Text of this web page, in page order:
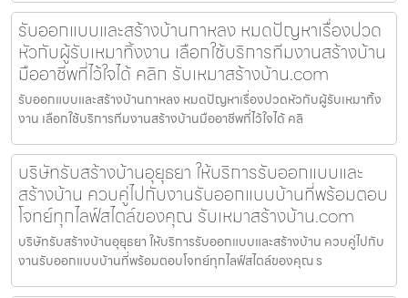
รับออกแบบและสร้างบ้านกาหลง หมดปัญหาเรื่องปวด
หัวกับผู้รับเหมาทิ้งงาน เลือกใช้บริการทีมงานสร้างบ้าน
มืออาชีพที่ไว้ใจได้ คลิก รับเหมาสร้างบ้าน.com
รับออกแบบและสร้างบ้านกาหลง หมดปัญหาเรื่องปวดหัวกับผู้รับเหมาทิ้ง
งาน เลือกใช้บริการทีมงานสร้างบ้านมืออาชีพที่ไว้ใจได้ คลิ
บริษัทรับสร้างบ้านอุยุธยา ให้บริการรับออกแบบและ
สร้างบ้าน ควบคู่ไปกับงานรับออกแบบบ้านที่พร้อมตอบ
โจทย์ทุกไลฟ์สไตล์ของคุณ รับเหมาสร้างบ้าน.com
บริษัทรับสร้างบ้านอุยุธยา ให้บริการรับออกแบบและสร้างบ้าน ควบคู่ไปกับ
งานรับออกแบบบ้านที่พร้อมตอบโจทย์ทุกไลฟ์สไตล์ของคุณ ร